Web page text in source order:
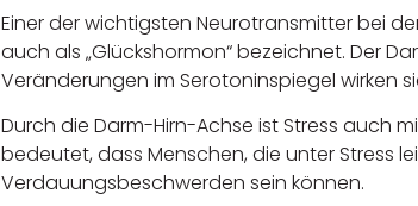
Einer der wichtigsten Neurotransmitter bei
auch als „Glückshormon“ bezeichnet. Der
Veränderungen im Serotoninspiegel wirken
Durch die Darm-Hirn-Achse ist Stress auch
bedeutet, dass Menschen, die unter Stress
Verdauungsbeschwerden sein können.